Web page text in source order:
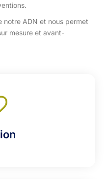
ADN et nous permet
mesure et avant-